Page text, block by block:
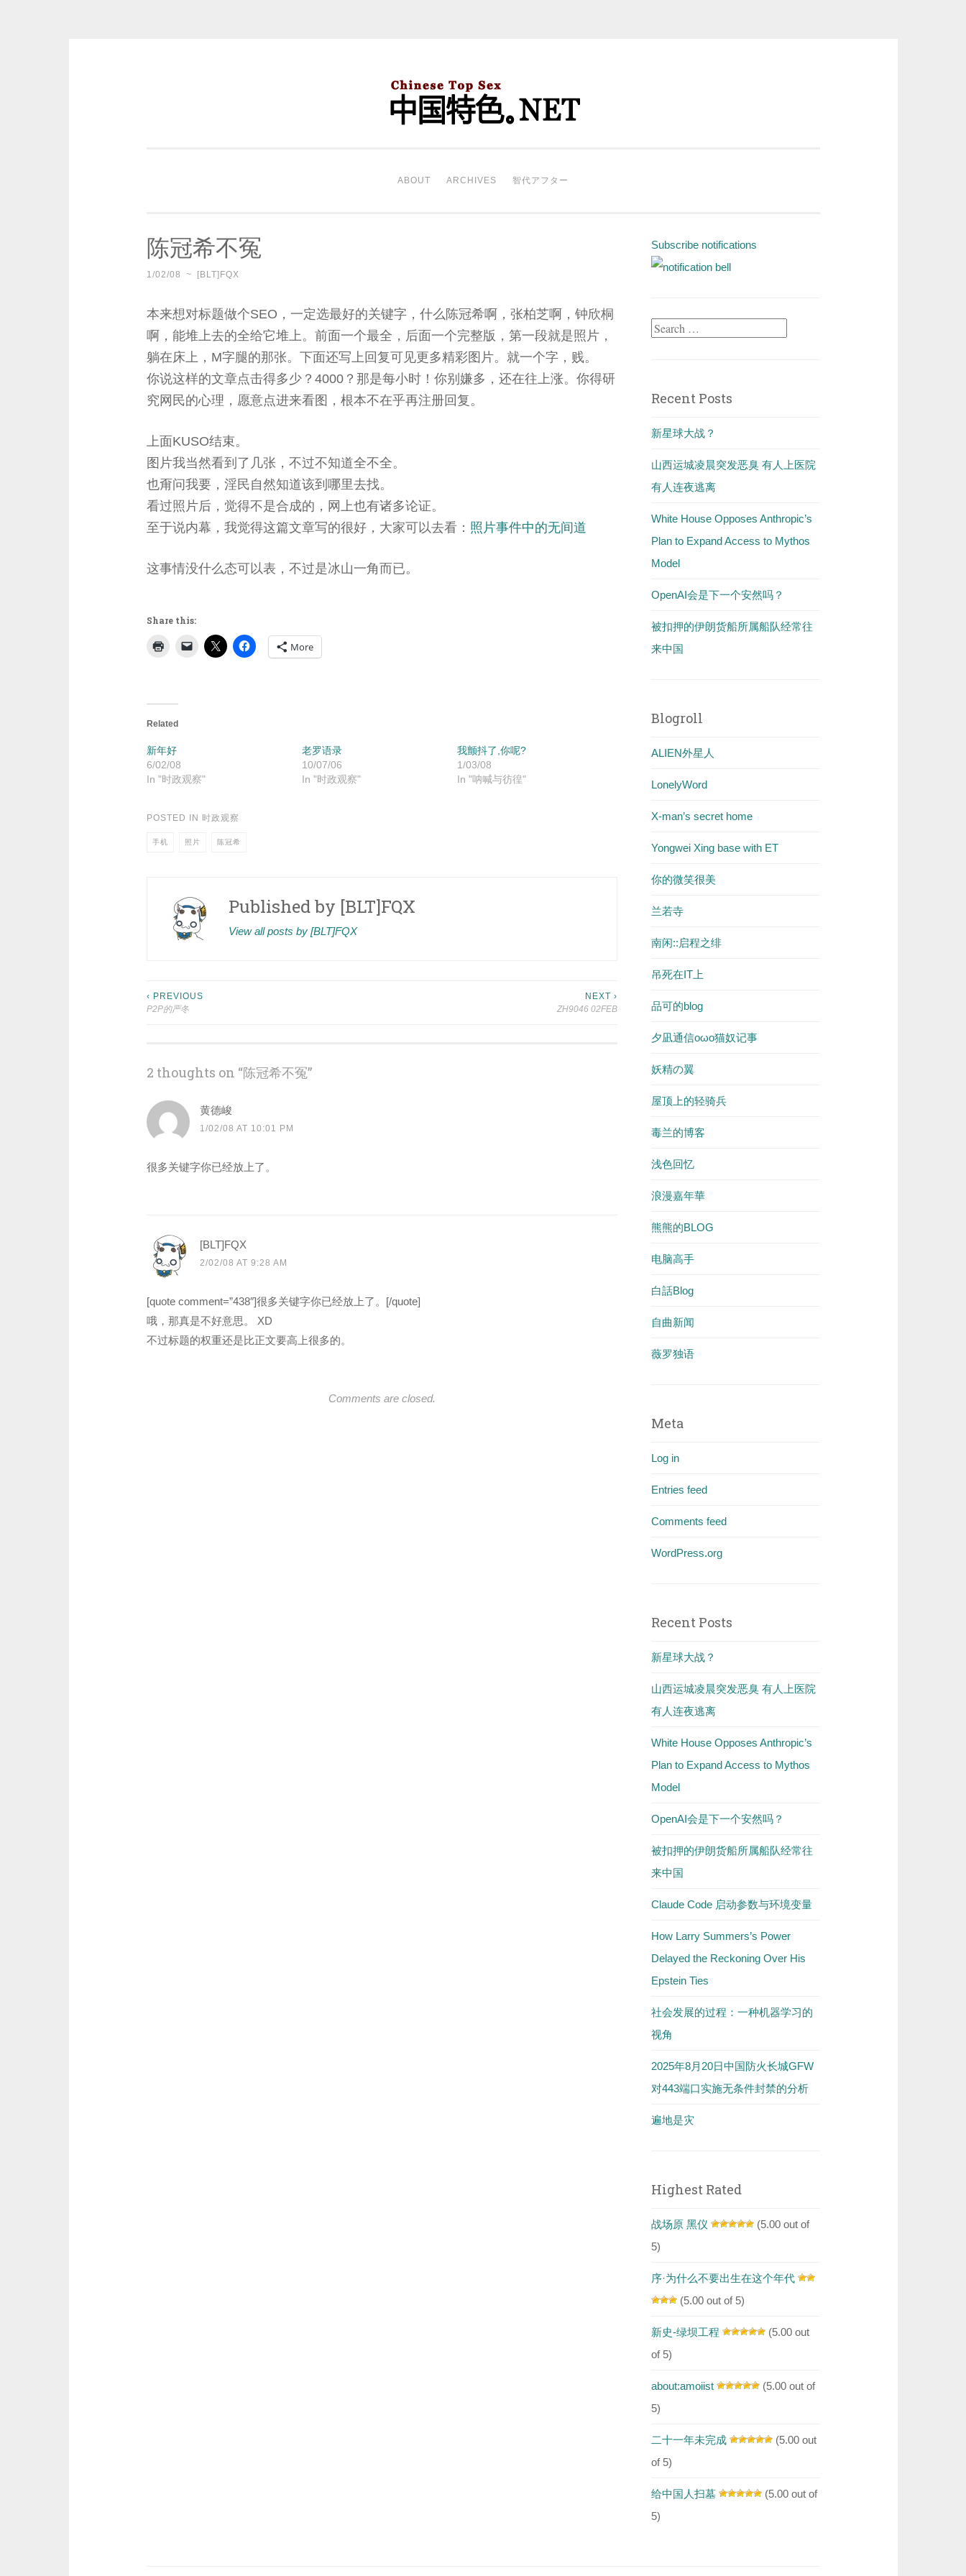
ABOUT ARCHIVES 智代アフター
陈冠希不冤
1/02/08 ~ [BLT]FQX
本来想对标题做个SEO，一定选最好的关键字，什么陈冠希啊，张柏芝啊，钟欣桐
啊，能堆上去的全给它堆上。前面一个最全，后面一个完整版，第一段就是照片，
躺在床上，M字腿的那张。下面还写上回复可见更多精彩图片。就一个字，贱。
你说这样的文章点击得多少？4000？那是每小时！你别嫌多，还在往上涨。你得研
究网民的心理，愿意点进来看图，根本不在乎再注册回复。
上面KUSO结束。
图片我当然看到了几张，不过不知道全不全。
也甭问我要，淫民自然知道该到哪里去找。
看过照片后，觉得不是合成的，网上也有诸多论证。
至于说内幕，我觉得这篇文章写的很好，大家可以去看： 照片事件中的无间道
这事情没什么态可以表，不过是冰山一角而已。
Share this:
More
Related
新年好
6/02/08
In "时政观察"
老罗语录
10/07/06
In "时政观察"
我颤抖了,你呢?
1/03/08
In "呐喊与彷徨"
POSTED IN 时政观察
手机 照片 陈冠希
Published by [BLT]FQX
View all posts by [BLT]FQX
Post
‹ PREVIOUS
P2P的严冬
NEXT ›
ZH9046 02FEB
2 thoughts on “陈冠希不冤”
黄德峻
1/02/08 AT 10:01 PM
很多关键字你已经放上了。
[BLT]FQX
2/02/08 AT 9:28 AM
[quote comment=”438″]很多关键字你已经放上了。[/quote]
哦，那真是不好意思。 XD
不过标题的权重还是比正文要高上很多的。
Comments are closed.
Subscribe notifications
Search
Recent Posts
新星球大战？
山西运城凌晨突发恶臭 有人上医院
有人连夜逃离
White House Opposes Anthropic’s
Plan to Expand Access to Mythos
Model
OpenAI会是下一个安然吗？
被扣押的伊朗货船所属船队经常往
来中国
Blogroll
ALIEN外星人
LonelyWord
X-man’s secret home
Yongwei Xing base with ET
你的微笑很美
兰若寺
南闲::启程之绯
吊死在IT上
品可的blog
夕凪通信oωo猫奴记事
妖精の翼
屋顶上的轻骑兵
毒兰的博客
浅色回忆
浪漫嘉年華
熊熊的BLOG
电脑高手
白話Blog
自曲新闻
薇罗独语
Meta
Log in
Entries feed
Comments feed
WordPress.org
Recent Posts
新星球大战？
山西运城凌晨突发恶臭 有人上医院
有人连夜逃离
White House Opposes Anthropic’s
Plan to Expand Access to Mythos
Model
OpenAI会是下一个安然吗？
被扣押的伊朗货船所属船队经常往
来中国
Claude Code 启动参数与环境变量
How Larry Summers’s Power
Delayed the Reckoning Over His
Epstein Ties
社会发展的过程：一种机器学习的
视角
2025年8月20日中国防火长城GFW
对443端口实施无条件封禁的分析
遍地是灾
Highest Rated
战场原 黑仪
(5.00 out of
5)
序·为什么不要出生在这个年代
(5.00 out of 5)
新史-绿坝工程
(5.00 out
of 5)
about:amoiist
(5.00 out of
5)
二十一年未完成
(5.00 out
of 5)
给中国人扫墓
(5.00 out of
5)